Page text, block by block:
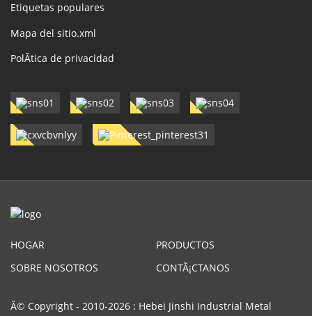
Etiquetas populares
Mapa del sitio.xml
PolÃ­tica de privacidad
HOGAR
PRODUCTOS
SOBRE NOSOTROS
CONTÃ¡CTANOS
Â© Copyright - 2010-2026 : Hebei Jinshi Industrial Metal